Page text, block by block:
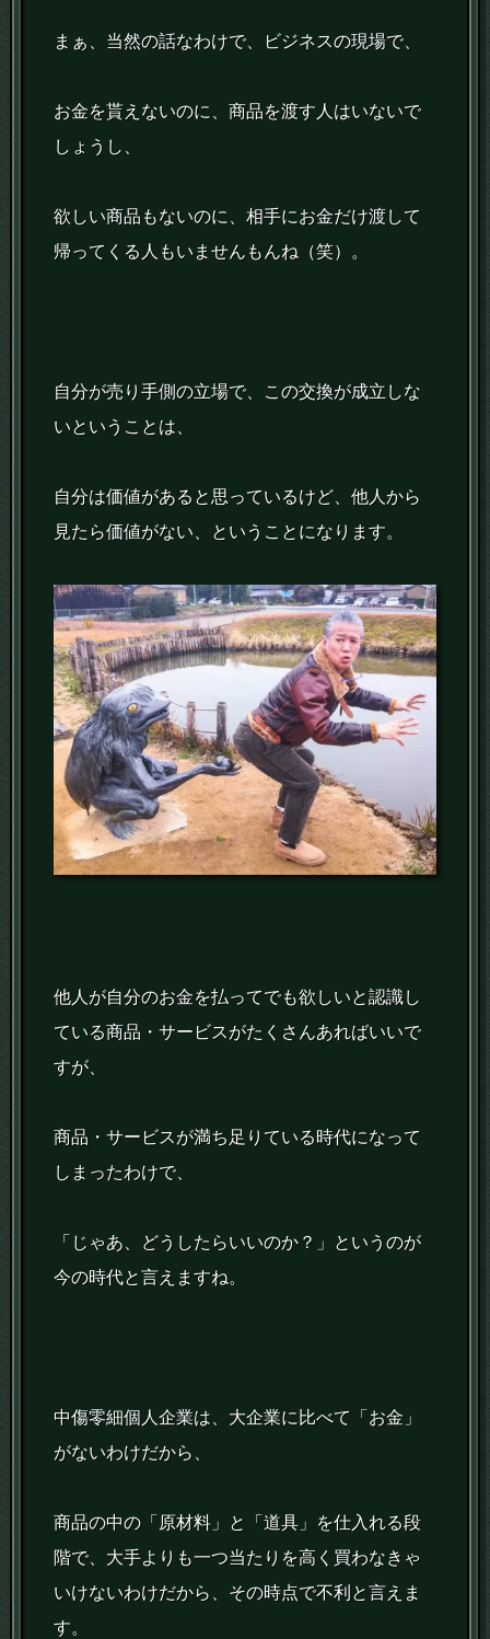
まぁ、当然の話なわけで、ビジネスの現場で、
お金を貰えないのに、商品を渡す人はいないで
しょうし、
欲しい商品もないのに、相手にお金だけ渡して
帰ってくる人もいませんもんね（笑）。
自分が売り手側の立場で、この交換が成立しな
いということは、
自分は価値があると思っているけど、他人から
見たら価値がない、ということになります。
他人が自分のお金を払ってでも欲しいと認識し
ている商品・サービスがたくさんあればいいで
すが、
商品・サービスが満ち足りている時代になって
しまったわけで、
「じゃあ、どうしたらいいのか？」というのが
今の時代と言えますね。
中傷零細個人企業は、大企業に比べて「お金」
がないわけだから、
商品の中の「原材料」と「道具」を仕入れる段
階で、大手よりも一つ当たりを高く買わなきゃ
いけないわけだから、その時点で不利と言えま
す。